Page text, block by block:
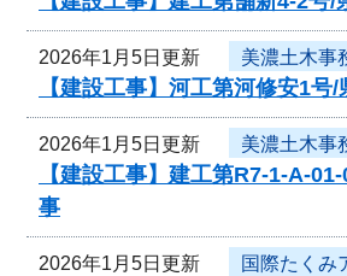
2026年1月5日更新 美濃土木事
【建設工事】河工第河修安1
2026年1月5日更新 美濃土木事
【建設工事】建工第R7-1-A-
事
2026年1月5日更新 国際たくみ